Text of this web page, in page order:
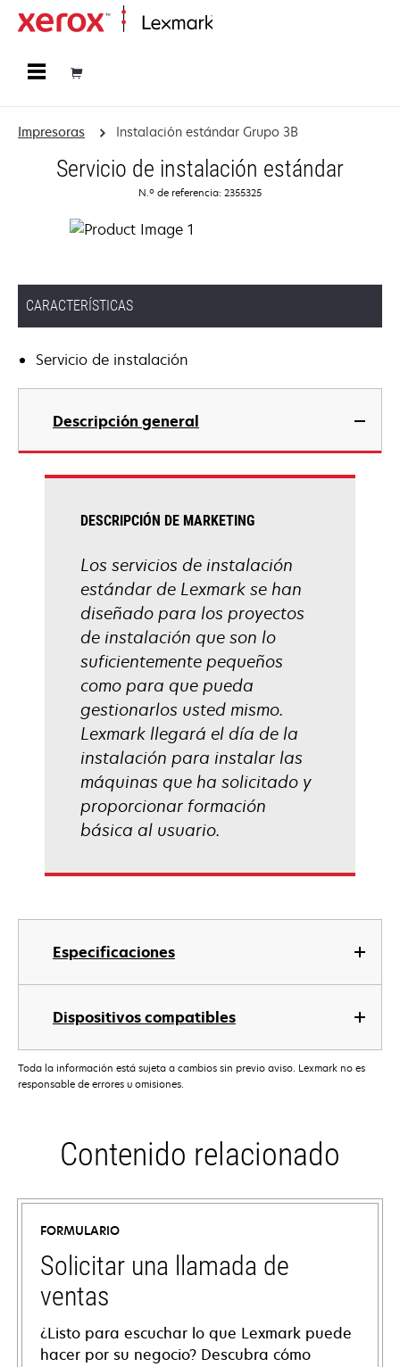
Impresoras Instalación estándar Grupo 3B
Servicio de instalación estándar
N.º de referencia: 2355325
CARACTERÍSTICAS
Servicio de instalación
Descripción general
Especificaciones
Dispositivos compatibles
DESCRIPCIÓN DE MARKETING
Los servicios de instalación
estándar de Lexmark se han
diseñado para los proyectos
de instalación que son lo
suficientemente pequeños
como para que pueda
gestionarlos usted mismo.
Lexmark llegará el día de la
instalación para instalar las
máquinas que ha solicitado y
proporcionar formación
básica al usuario.
Toda la información está sujeta a cambios sin previo aviso. Lexmark no es
responsable de errores u omisiones.
Contenido relacionado
FORMULARIO
Solicitar una llamada de
ventas
¿Listo para escuchar lo que Lexmark puede
hacer por su negocio? Descubra cómo